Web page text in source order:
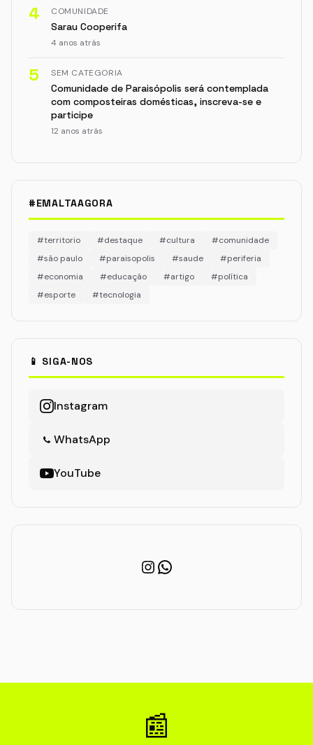
4 COMUNIDADE
Sarau Cooperifa
4 anos atrás
5 SEM CATEGORIA
Comunidade de Paraisópolis será contemplada
com composteiras domésticas, inscreva-se e
participe
12 anos atrás
#EMALTAAGORA
#territorio #destaque #cultura
#comunidade
#são paulo
#paraisopolis #saude
#periferia
#economia
#educação #artigo
#política
#esporte
#tecnologia
📱 SIGA-NOS
Instagram
WhatsApp
YouTube
Instagram
WhatsApp
📰